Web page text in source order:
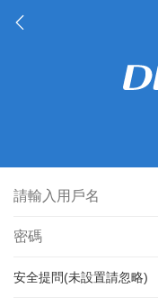
安全提問(未設置請忽略)